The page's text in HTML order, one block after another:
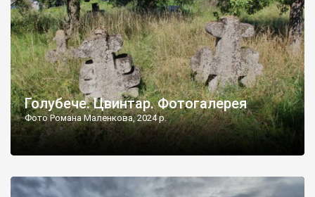
Голубече. Цвинтар. Фотогалерея
Фото Романа Маленкова, 2024 р.